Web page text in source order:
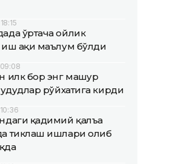
ўртача ойлик
ҳақи маълум бўлди
илк бор энг машҳур
рўйхатига кирди
қадимий қалъа
тиклаш ишлари олиб